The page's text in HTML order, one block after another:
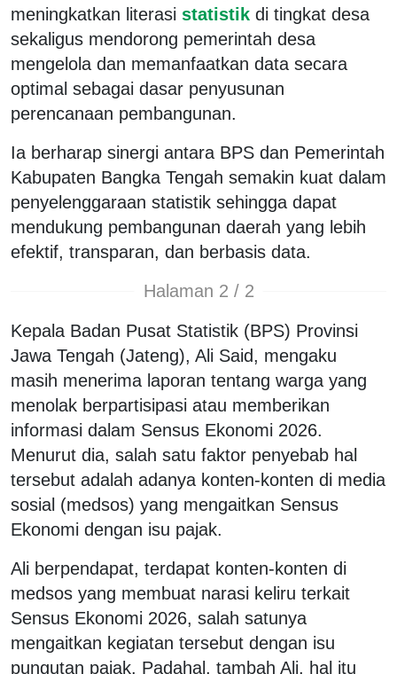
meningkatkan literasi statistik di tingkat desa
sekaligus mendorong pemerintah desa
mengelola dan memanfaatkan data secara
optimal sebagai dasar penyusunan
perencanaan pembangunan.
Ia berharap sinergi antara BPS dan Pemerintah
Kabupaten Bangka Tengah semakin kuat dalam
penyelenggaraan statistik sehingga dapat
mendukung pembangunan daerah yang lebih
efektif, transparan, dan berbasis data.
Halaman 2 / 2
Kepala Badan Pusat Statistik (BPS) Provinsi
Jawa Tengah (Jateng), Ali Said, mengaku
masih menerima laporan tentang warga yang
menolak berpartisipasi atau memberikan
informasi dalam Sensus Ekonomi 2026.
Menurut dia, salah satu faktor penyebab hal
tersebut adalah adanya konten-konten di media
sosial (medsos) yang mengaitkan Sensus
Ekonomi dengan isu pajak.
Ali berpendapat, terdapat konten-konten di
medsos yang membuat narasi keliru terkait
Sensus Ekonomi 2026, salah satunya
mengaitkan kegiatan tersebut dengan isu
pungutan pajak. Padahal, tambah Ali, hal itu